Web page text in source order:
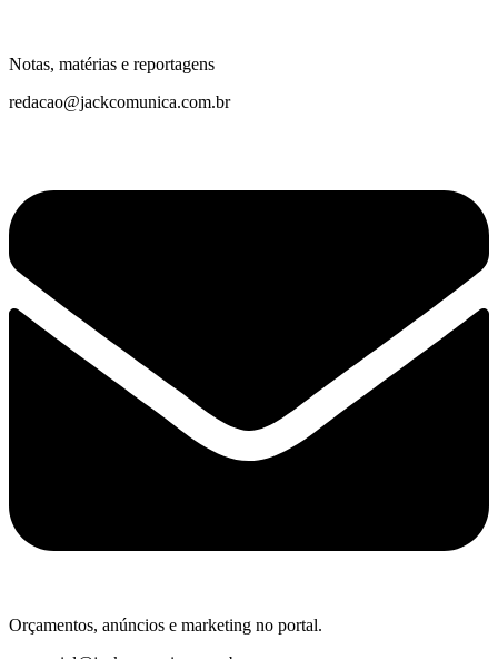
Notas, matérias e reportagens
redacao@jackcomunica.com.br
Orçamentos, anúncios e marketing no portal.